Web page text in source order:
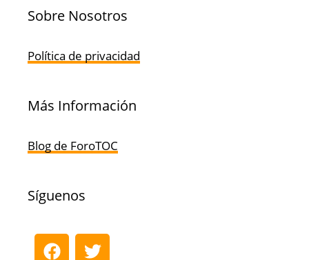
Sobre Nosotros
Política de privacidad
Más Información
Blog de ForoTOC
Síguenos